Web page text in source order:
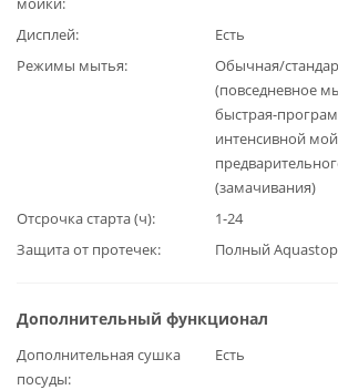
Дисплей
Есть
Режимы мытья
Обычная/
(повседневное
быстрая-
интенсивной
(замачивания)
Отсрочка старта (ч)
1-24
Защита от протечек
Полный Aquastop
Дополнительный функционал
Дополнительная сушка
посуды
Есть